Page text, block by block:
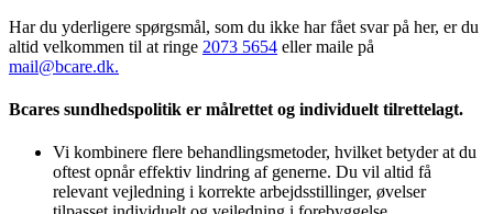
Har du yderligere spørgsmål, som du ikke har fået svar på her, er du
altid velkommen til at ringe 2073 5654 eller maile på
mail@bcare.dk.
Bcares sundhedspolitik er målrettet og individuelt tilrettelagt.
Vi kombinere flere behandlingsmetoder, hvilket betyder at du
oftest opnår effektiv lindring af generne. Du vil altid få
relevant vejledning i korrekte arbejdsstillinger, øvelser